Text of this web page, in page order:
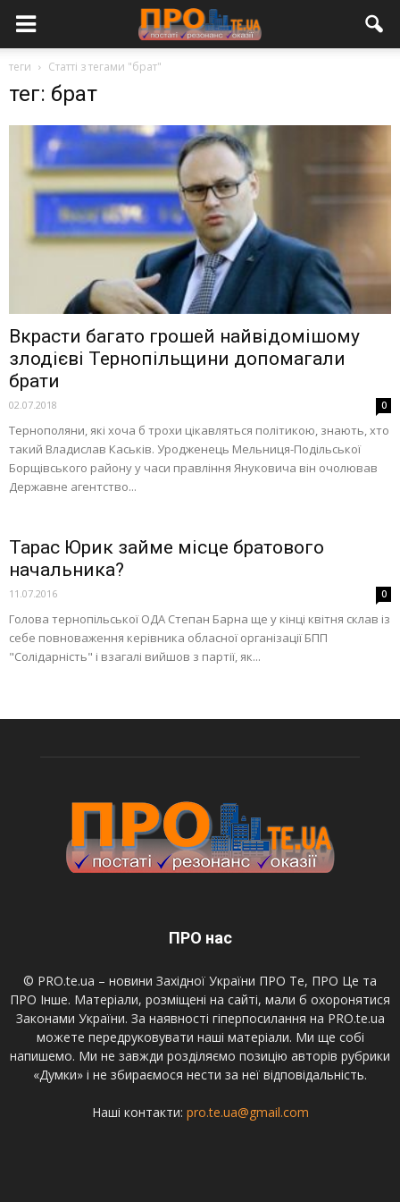
теги Статті з тегами "брат"
тег: брат
Вкрасти багато грошей найвідомішому
злодієві Тернопільщини допомагали
брати
02.07.2018 0
Тернополяни, які хоча б трохи цікавляться політикою, знають, хто
такий Владислав Каськів. Уродженець Мельниця-Подільської
Борщівського району у часи правління Януковича він очолював
Державне агентство...
Тарас Юрик займе місце братового
начальника?
11.07.2016 0
Голова тернопільської ОДА Степан Барна ще у кінці квітня склав із
себе повноваження керівника обласної організації БПП
"Солідарність" і взагалі вийшов з партії, як...
ПРО нас
© PRO.te.ua – новини Західної України ПРО Те, ПРО Це та
ПРО Інше. Матеріали, розміщені на сайті, мали б охоронятися
Законами України. За наявності гіперпосилання на PRO.te.ua
можете передруковувати наші матеріали. Ми ще собі
напишемо. Ми не завжди розділяємо позицію авторів рубрики
«Думки» і не збираємося нести за неї відповідальність.
Наші контакти: pro.te.ua@gmail.com